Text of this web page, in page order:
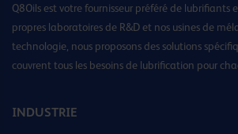
Q8Oils est votre fournisseur préféré de lubrifiants
propres laboratoires de R&D et nos usines de
technologie, nous proposons des solutions
couvrent tous les besoins de lubrification pour
INDUSTRIE